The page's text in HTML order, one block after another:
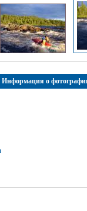
Информация о